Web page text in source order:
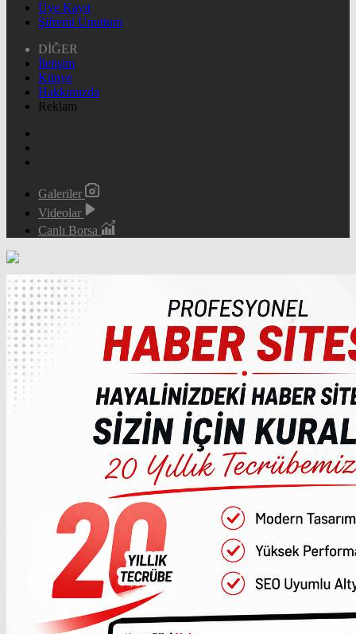
Üye Kayıt
Şifremi Unuttum
DİĞER
İletişim
Künye
Hakkımızda
Reklam
Galeriler
Videolar
Canlı Borsa